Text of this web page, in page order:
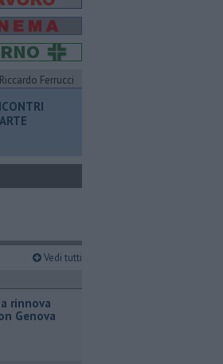
Ferrucci
Vedi tutti
rinnova
Genova